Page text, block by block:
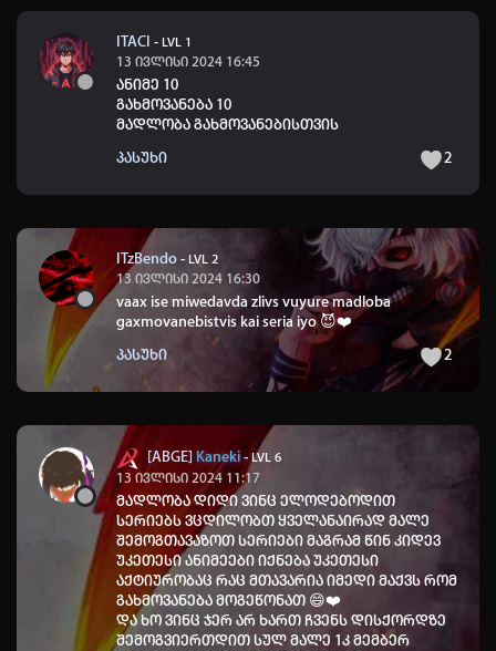
ITACI - LVL 1
13 ივლისი 2024 16:45
ანიმე 10
გახმოვანება 10
მადლობა გახმოვანებისთვის
პასუხი 2
ITzBendo - LVL 2
13 ივლისი 2024 16:30
vaax ise miwedavda zlivs vuyure madloba
gaxmovanebistvis kai seria iyo😈❤️
პასუხი 2
[ABGE] Kaneki - LVL 6
13 ივლისი 2024 11:17
მადლობა დიდი ვინც ელოდებოდით
სერიებს ვცდილობთ ყველანაირად მალე
შემოგთავაზოთ სერიები მაგრამ წინ კიდევ
უკეთესი ანიმეები იქნება უკეთესი
აქტიურობაც რაც მთავარია იმედი მაქვს რომ
გახმოვანება მოგეწონათ 😄❤️
და ხო ვინც ჯერ არ ხართ ჩვენს დისქორდზე
შემოგვიერთდით სულ მალე 1კ მემბერ